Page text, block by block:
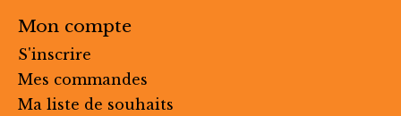
Mon compte
S'inscrire
Mes commandes
Ma liste de souhaits